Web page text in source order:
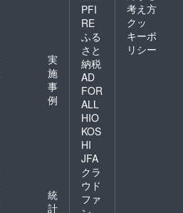
実
施
事
例
統
計
PFI
RE
ふる
さと
納税
AD
FOR
ALL
HIO
KOS
HI
JFA
クラ
ウド
ファ
考え方
クッ
キーポ
リシー